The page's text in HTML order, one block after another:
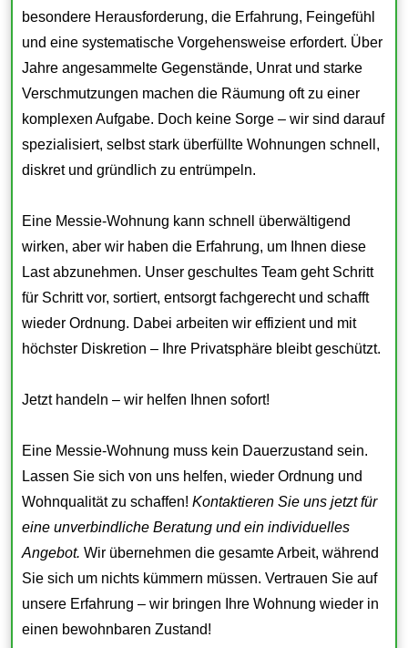
besondere Herausforderung, die Erfahrung, Feingefühl
und eine systematische Vorgehensweise erfordert. Über
Jahre angesammelte Gegenstände, Unrat und starke
Verschmutzungen machen die Räumung oft zu einer
komplexen Aufgabe. Doch keine Sorge – wir sind darauf
spezialisiert, selbst stark überfüllte Wohnungen schnell,
diskret und gründlich zu entrümpeln.
Eine Messie-Wohnung kann schnell überwältigend
wirken, aber wir haben die Erfahrung, um Ihnen diese
Last abzunehmen. Unser geschultes Team geht Schritt
für Schritt vor, sortiert, entsorgt fachgerecht und schafft
wieder Ordnung. Dabei arbeiten wir effizient und mit
höchster Diskretion – Ihre Privatsphäre bleibt geschützt.
Jetzt handeln – wir helfen Ihnen sofort!
Eine Messie-Wohnung muss kein Dauerzustand sein.
Lassen Sie sich von uns helfen, wieder Ordnung und
Wohnqualität zu schaffen! Kontaktieren Sie uns jetzt für
eine unverbindliche Beratung und ein individuelles
Angebot. Wir übernehmen die gesamte Arbeit, während
Sie sich um nichts kümmern müssen. Vertrauen Sie auf
unsere Erfahrung – wir bringen Ihre Wohnung wieder in
einen bewohnbaren Zustand!